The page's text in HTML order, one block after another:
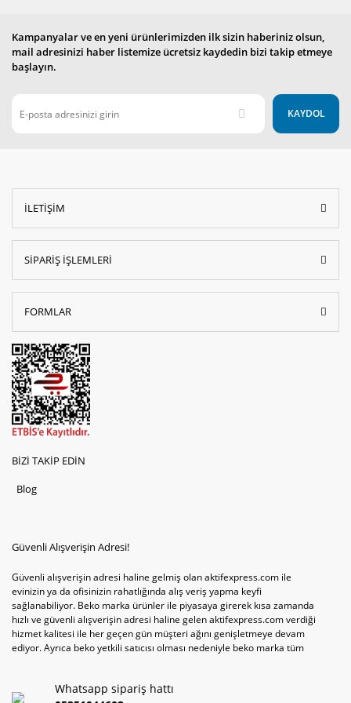
Kampanyalar ve en yeni ürünlerimizden ilk sizin haberiniz olsun,
mail adresinizi haber listemize ücretsiz kaydedin bizi takip etmeye
başlayın.
KAYDOL
İLETİŞİM
SİPARİŞ İŞLEMLERİ
FORMLAR
BİZİ TAKİP EDİN
Blog
Güvenli Alışverişin Adresi!
Güvenli alışverişin adresi haline gelmiş olan aktifexpress.com ile
evinizin ya da ofisinizin rahatlığında alış veriş yapma keyfi
sağlanabiliyor. Beko marka ürünler ile piyasaya girerek kısa zamanda
hızlı ve güvenli alışverişin adresi haline gelen aktifexpress.com verdiği
hizmet kalitesi ile her geçen gün müşteri ağını genişletmeye devam
ediyor. Ayrıca beko yetkili satıcısı olması nedeniyle beko marka tüm
televizyon ya da bulaşık makinesi değil aynı zamanda çamaşır makinesi
Whatsapp sipariş hattı